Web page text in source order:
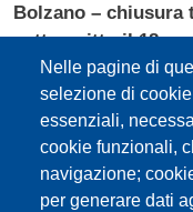
Nelle pagine di
selezione di
essenziali,
cookie funzionali,
navigazione;
per generare dati
Bolzano – chiusura
sottoscritto il 18
dalla FLC GBW
Anticipo (in ritardo)
sanitaria integrativa;
Accordoper il
provinciale per il